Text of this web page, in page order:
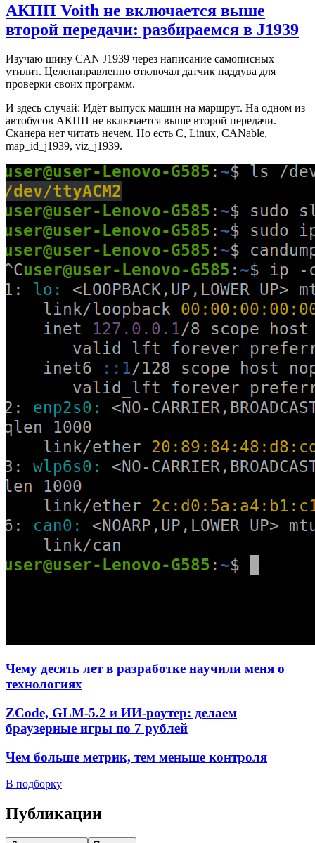
АКПП Voith не включается выше
второй передачи: разбираемся в J1939
Изучаю шину CAN J1939 через написание самописных
утилит. Целенаправленно отключал датчик наддува для
проверки своих программ.
И здесь случай: Идёт выпуск машин на маршрут. На одном из
автобусов АКПП не включается выше второй передачи.
Сканера нет читать нечем. Но есть C, Linux, CANable,
map_id_j1939, viz_j1939.
Чему десять лет в разработке научили меня о
технологиях
ZCode, GLM-5.2 и ИИ-роутер: делаем
браузерные игры по 7 рублей
Чем больше метрик, тем меньше контроля
В подборку
Публикации